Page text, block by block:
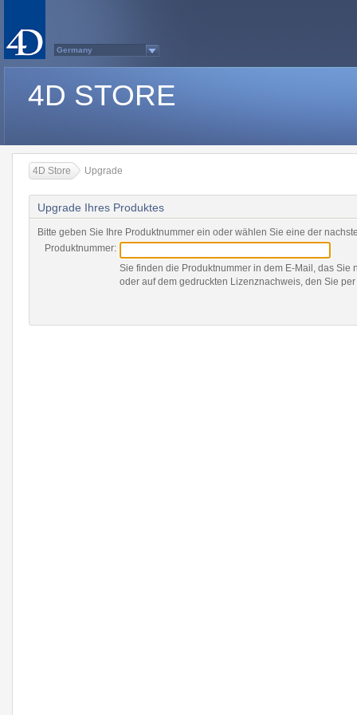
Germany
Belgium (French)
France
Italy
Québec
Spain
Switzerland (French)
Switzerland (German)
United Kingdom
United States
4D STORE
4D Store Upgrade
Upgrade Ihres Produktes
Bitte geben Sie Ihre Produktnummer ein oder wählen Sie eine der
Produktnummer:
Sie finden die Produktnummer in dem E-Mail, das Sie
oder auf dem gedruckten Lizenznachweis, den Sie